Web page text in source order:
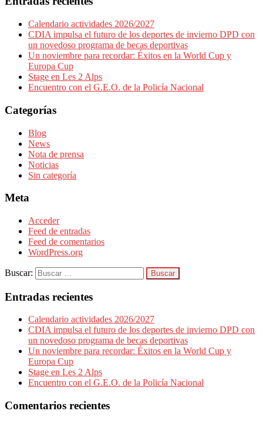
Calendario actividades 2026/2027
CDIA impulsa el futuro de los deportes de invierno DPD con
un novedoso programa de becas deportivas
Un noviembre para recordar: Éxitos en la World Cup y
Europa Cup
Stage en Les 2 Alps
Encuentro con el G.E.O. de la Policía Nacional
Categorías
Blog
News
Nota de prensa
Noticias
Sin categoría
Meta
Acceder
Feed de entradas
Feed de comentarios
WordPress.org
Buscar:
Entradas recientes
Calendario actividades 2026/2027
CDIA impulsa el futuro de los deportes de invierno DPD con
un novedoso programa de becas deportivas
Un noviembre para recordar: Éxitos en la World Cup y
Europa Cup
Stage en Les 2 Alps
Encuentro con el G.E.O. de la Policía Nacional
Comentarios recientes